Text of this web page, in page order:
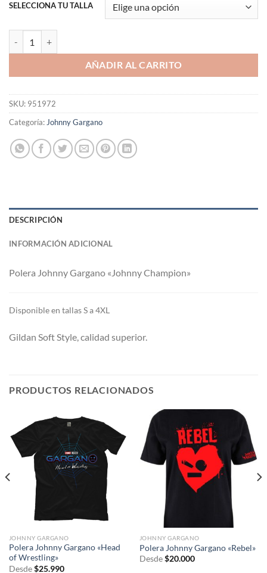
SELECCIONA TU TALLA
AÑADIR AL CARRITO
SKU: 951972
Categoría:Johnny Gargano
DESCRIPCIÓN
INFORMACIÓN ADICIONAL
Polera Johnny Gargano «Johnny Champion»
Disponible en tallas S a 4XL
Gildan Soft Style, calidad superior.
PRODUCTOS RELACIONADOS
JOHNNY GARGANO
Polera Johnny Gargano «Head
of Wrestling»
Desde $25.990
JOHNNY GARGANO
Polera Johnny Gargano «Rebel»
Desde $20.000